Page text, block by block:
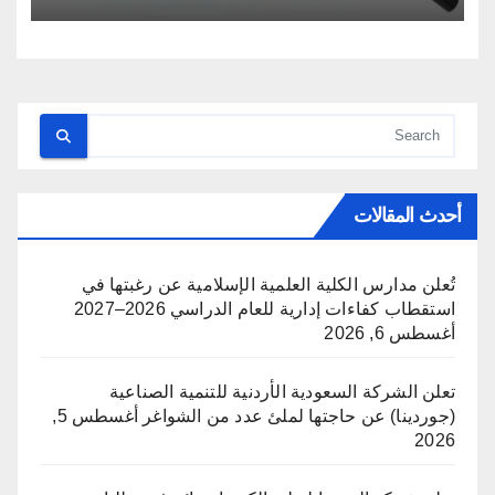
أحدث المقالات
تُعلن مدارس الكلية العلمية الإسلامية عن رغبتها في
استقطاب كفاءات إدارية للعام الدراسي 2026–2027
أغسطس 6, 2026
تعلن الشركة السعودية الأردنية للتنمية الصناعية
(جوردينا) عن حاجتها لملئ عدد من الشواغر
أغسطس 5,
2026